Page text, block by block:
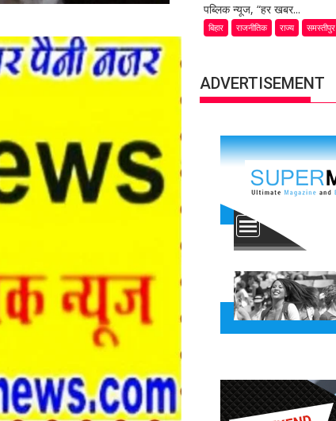
पब्लिक न्यूज, “हर खबर...
बिहार राजनीतिक राज्य समस्तीपुर
ADVERTISEMENT